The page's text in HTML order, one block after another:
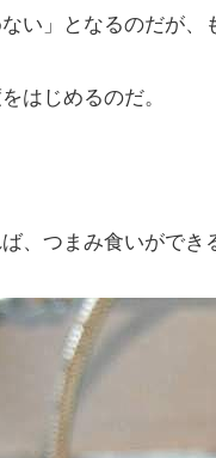
ない」となるのだが、
はじめるのだ。
、つまみ食いができ